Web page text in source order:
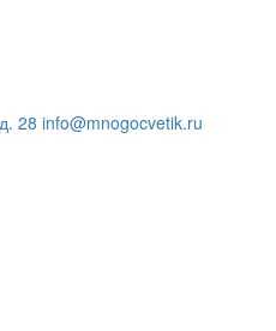
28 info@mnogocvetik.ru